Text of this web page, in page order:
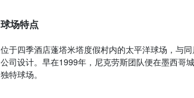
球场特点
位于四季酒店蓬塔米塔度假村内的太平洋球场，与
公司设计。早在1999年，尼克劳斯团队便在墨西哥
独特球场。